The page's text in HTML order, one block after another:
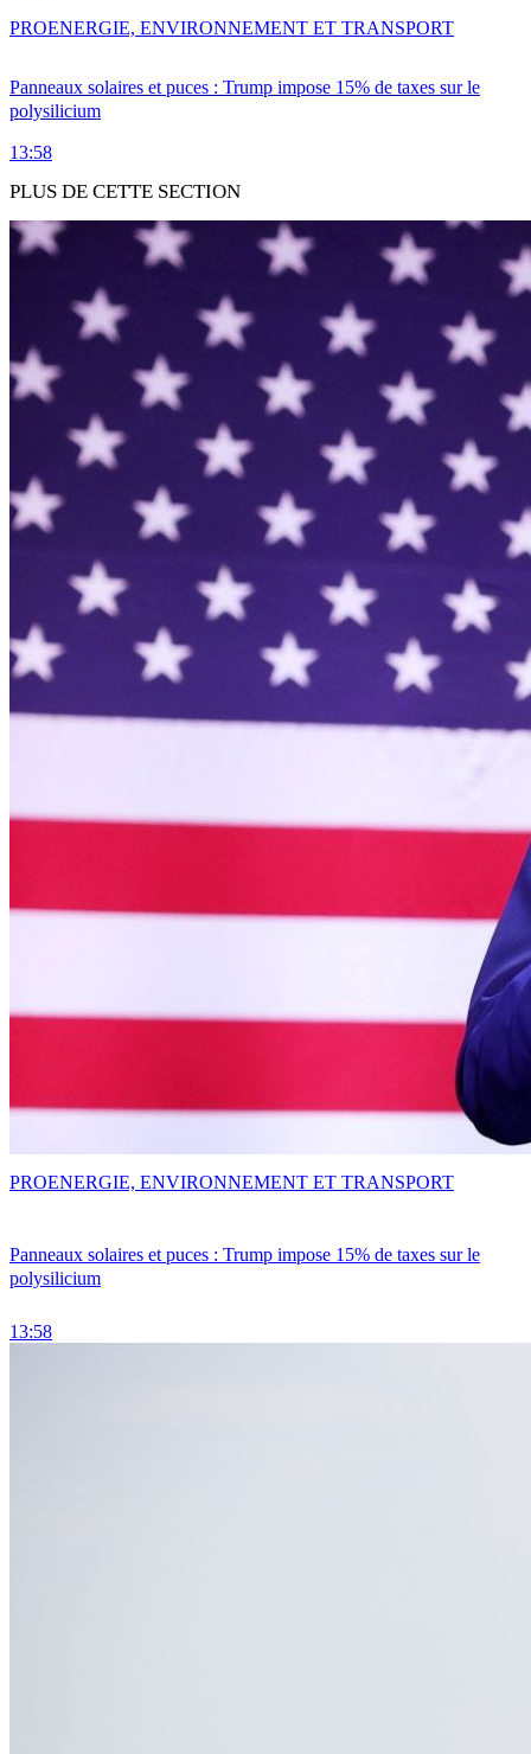
Panneaux solaires et puces : Trump impose 15% de taxes sur le
polysilicium
13:58
PROENERGIE, ENVIRONNEMENT ET TRANSPORT
PLUS DE CETTE SECTION
Panneaux solaires et puces : Trump impose 15% de taxes sur le
polysilicium
13:58
PROENERGIE, ENVIRONNEMENT ET TRANSPORT